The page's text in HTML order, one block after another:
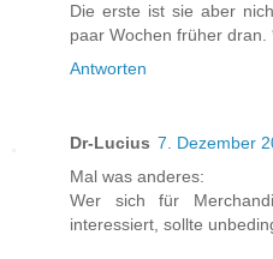
Die erste ist sie aber
paar Wochen früher dran.
Antworten
Dr-Lucius 7. Dezember
Mal was anderes:
Wer sich für
interessiert, sollte